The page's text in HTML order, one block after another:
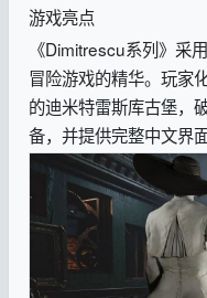
游戏亮点
《Dimitrescu系列》采
冒险游戏的精华。玩家
的迪米特雷斯库古堡，
备，并提供完整中文界